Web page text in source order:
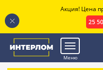
Меню
Акция! Цена
25